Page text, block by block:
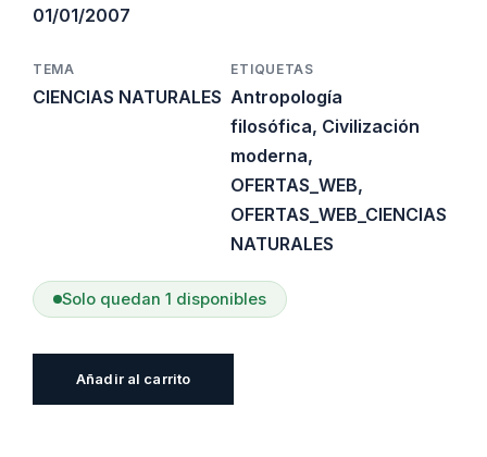
01/01/2007
TEMA
CIENCIAS NATURALES
ETIQUETAS
Antropología
filosófica, Civilización
moderna,
OFERTAS_WEB,
OFERTAS_WEB_CIENCIAS
NATURALES
Solo quedan 1 disponibles
Añadir al carrito